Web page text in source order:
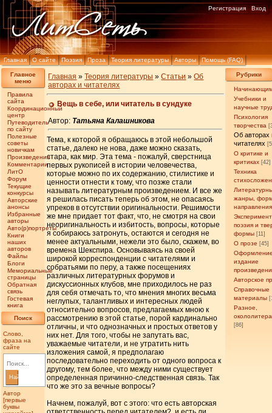
Главная О сайте Поэзия Проза Теория литературы Авторы Помощь (FAQ)
Регистрация Вход
Главное
меню
Правила
сайта
Координационный
центр
Путеводитель
по сайту
Полезные
советы
новичкам
Произведения
Комментарии
ЛитО
Форум
Текущие
конкурсы
Авторские
анонсы
Избранные
авторы
Авто(р)портреты
Книги
наших
авторов
Файлы
Блоги
Мемориальные
страницы
Обратная
связь
Гостевая
книга
Поиск
Слово,
фраза на
сайте
Найти
Автор
[первые
буквы
Рубрики
Учебники и
научные
Психология
творчества
Об авторах
читателях
О критике и
критиках [42]
Техника
жанры,
направления
поэзия и
формы [11]
О прозе [45]
издание
Авторское
Справочные
материалы
Разное,
[86]
Главная »Теория литературы »Статьи »Об
авторах и читателях
Вещь в себе, или читатель в сундуке
Автор: Татьяна Калашникова
Тема, к которой я обращаюсь в этой небольшой
статье, далеко не нова, даже можно сказать,
стара, как мир. Эта тема - пожалуй, сверстница
первых рукописей в истории человечества,
которые можно по их содержанию, стилистике и
ценности отнести к тому, что позже стали
называть литературным произведением. И все же
я решилась писать теперь об этом, не опасаясь
упреков в отсутствии оригинальности. Решимости
же мне придает тот факт, что, не смотря на свои
неоригинальность и избитость, вопросы, которые
я собираюсь затронуть, остаются и сегодня не
менее актуальными, нежели это было, скажем, во
времена Шекспира. Основываясь на своей
широкой корреспонденции с читателями и
собратьями по перу, а также посещениях
различных литературных форумов и
дискуссионных клубов, мне приходилось не раз
для себя отмечать то, что мнения многих весьма
неглупых, талантливых и интересных людей
относительно вопросов, предлагаемых мною к
рассмотрению в этой статье, порой кардинально
отличны, и что однозначных и простых ответов у
них нет. Для того, чтобы не запутать вас,
уважаемые читатели, и не утратить нить
изложения самой, я предполагаю
последовательно переходить от одного вопроса к
другому, тем более, что между ними существует
определенная причинно-следственная связь. Так
что же это за вечные вопросы?
Начнем, пожалуй, вот с этого: что есть авторская